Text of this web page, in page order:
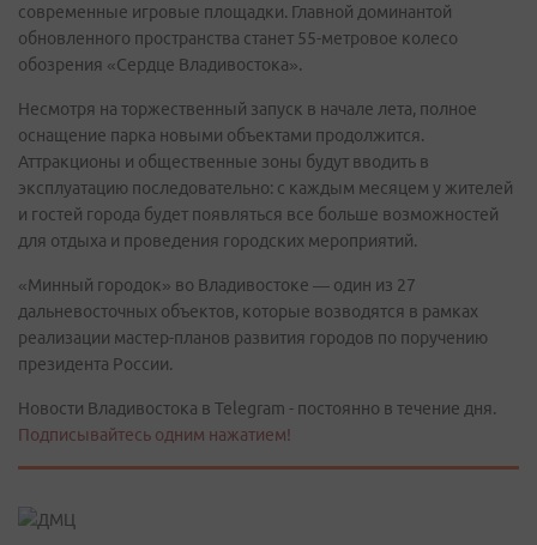
современные игровые площадки. Главной доминантой
обновленного пространства станет 55-метровое колесо
обозрения «Сердце Владивостока».
Несмотря на торжественный запуск в начале лета, полное
оснащение парка новыми объектами продолжится.
Аттракционы и общественные зоны будут вводить в
эксплуатацию последовательно: с каждым месяцем у жителей
и гостей города будет появляться все больше возможностей
для отдыха и проведения городских мероприятий.
«Минный городок» во Владивостоке — один из 27
дальневосточных объектов, которые возводятся в рамках
реализации мастер-планов развития городов по поручению
президента России.
Новости Владивостока в Telegram - постоянно в течение дня.
Подписывайтесь одним нажатием!